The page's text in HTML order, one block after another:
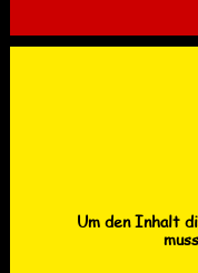
Um den Inhalt